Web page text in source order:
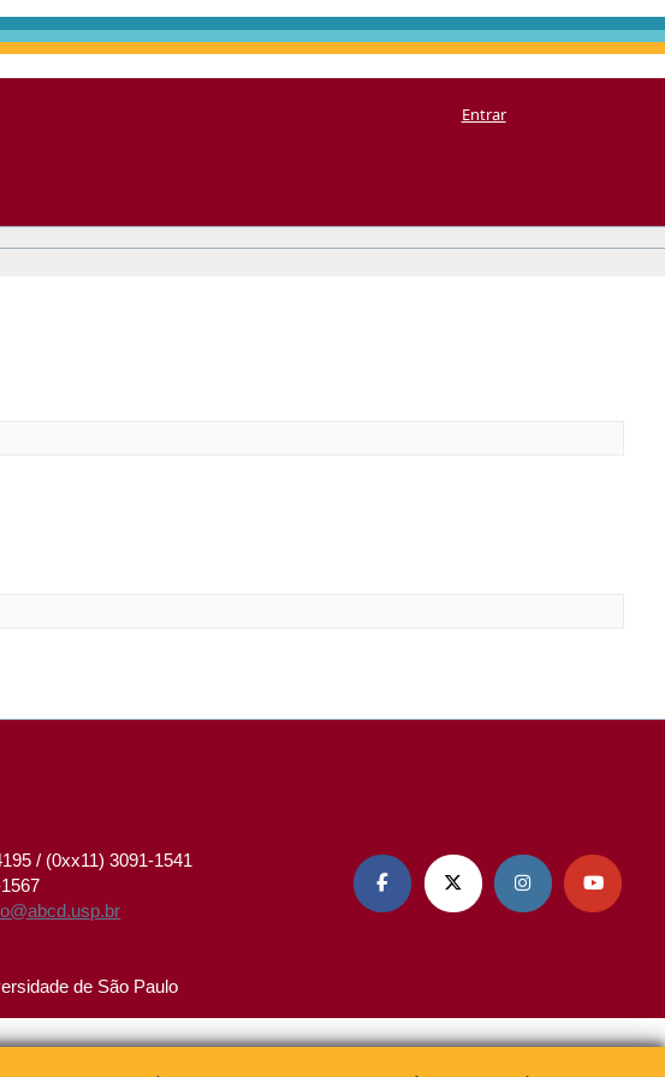
Entrar
/ (0xx11) 3091-1541
   
de São Paulo